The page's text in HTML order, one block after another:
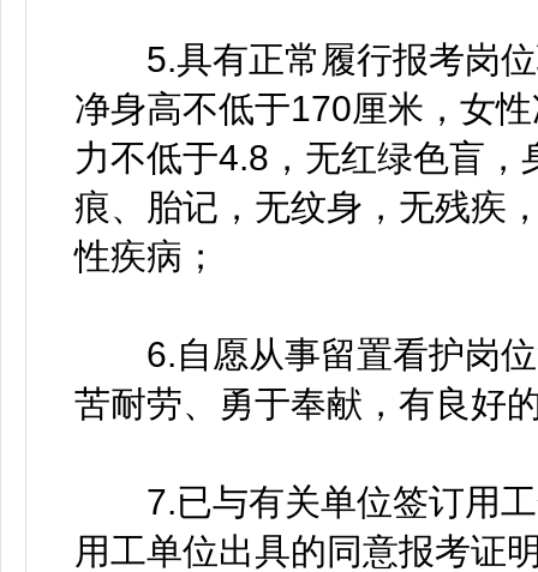
5.具有正常履行报考岗位
净身高不低于170厘米，女
力不低于4.8，无红绿色盲
痕、胎记，无纹身，无残疾
性疾病；
6.自愿从事留置看护岗位
苦耐劳、勇于奉献，有良好
7.已与有关单位签订用工
用工单位出具的同意报考证